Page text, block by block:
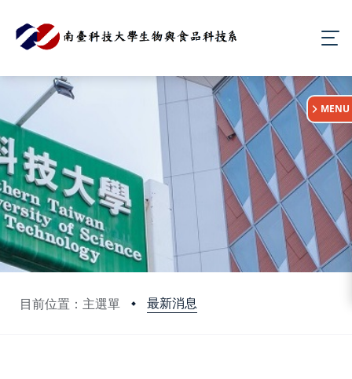
目前位置：主選單 最新消息
:::
MENU